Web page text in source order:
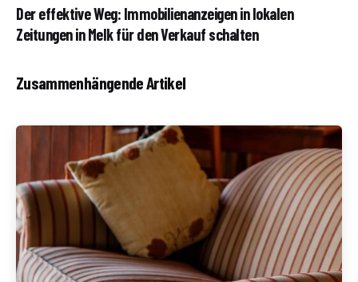
Der effektive Weg: Immobilienanzeigen in lokalen
Zeitungen in Melk für den Verkauf schalten
Zusammenhängende Artikel